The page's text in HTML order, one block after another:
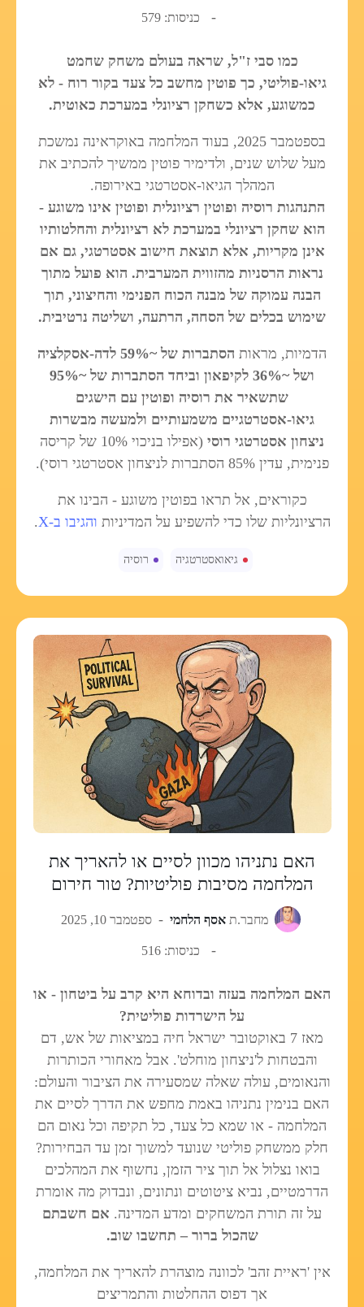
כניסות: 579
כמו סבי ז"ל, שראה בעולם משחק שחמט
גיאו-פוליטי, כך פוטין מחשב כל צעד בקור רוח - לא
כמשוגע, אלא כשחקן רציונלי במערכת כאוטית.
בספטמבר 2025, בעוד המלחמה באוקראינה נמשכת
מעל שלוש שנים, ולדימיר פוטין ממשיך להכתיב את
המהלך הגיאו-אסטרטגי באירופה.
התנהגות רוסיה ופוטין רציונלית ופוטין אינו משוגע -
הוא שחקן רציונלי במערכת לא רציונלית והחלטותיו
אינן מקריות, אלא תוצאת חישוב אסטרטגי, גם אם
נראות הרסניות מהזווית המערבית. הוא פועל מתוך
הבנה עמוקה של מבנה הכוח הפנימי והחיצוני, תוך
שימוש בכלים של הסחה, הרתעה, ושליטה נרטיבית.
הדמיות, מראות
הסתברות של ~59% לדה-אסקלציה
ושל ~36% לקיפאון וביחד הסתברות של ~95%
שתשאיר את רוסיה ופוטין עם הישגים
גיאו-אסטרטגיים משמעותיים ולמעשה מבשרות
ניצחון אסטרטגי רוסי
(אפילו בניכוי 10% של קריסה
פנימית, עדין 85% הסתברות לניצחון אסטרטגי רוסי).
כקוראים, אל תראו בפוטין משוגע - הבינו את
הרציונליות שלו כדי להשפיע על המדיניות והגיבו ב-X .
גיאואסטרטגיה רוסיה
האם נתניהו מכוון לסיים או להאריך את
המלחמה מסיבות פוליטיות? טור חירום
מחבר.ת אסף הלחמי ספטמבר 10, 2025
כניסות: 516
האם המלחמה בעזה ובדוחא היא קרב על ביטחון - או
על הישרדות פוליטית?
מאז 7 באוקטובר ישראל חיה במציאות של אש, דם
והבטחות ל'ניצחון מוחלט'. אבל מאחורי הכותרות
והנאומים, עולה שאלה שמסעירה את הציבור והעולם:
האם בנימין נתניהו באמת מחפש את הדרך לסיים את
המלחמה - או שמא כל צעד, כל תקיפה וכל נאום הם
חלק ממשחק פוליטי שנועד למשוך זמן עד הבחירות?
בואו נצלול אל תוך ציר הזמן, נחשוף את המהלכים
הדרמטיים, נביא ציטוטים ונתונים, ונבדוק מה אומרת
על זה תורת המשחקים ומדע המדינה. אם חשבתם
שהכול ברור – תחשבו שוב.
אין 'ראיית זהב' לכוונה מוצהרת להאריך את המלחמה,
אך דפוס ההחלטות והתמריצים